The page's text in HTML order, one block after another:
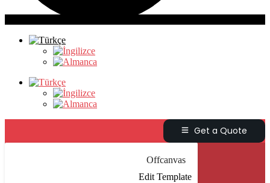
Get a Quote
Offcanvas
Edit Template